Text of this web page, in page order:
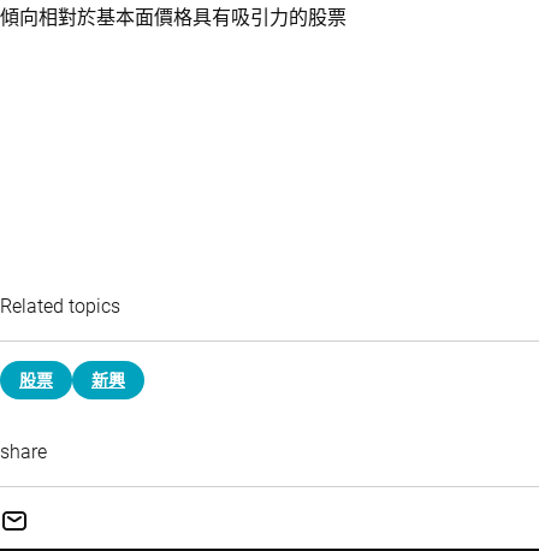
傾向相對於基本面價格具有吸引力的股票
Related topics
股票 新興
share